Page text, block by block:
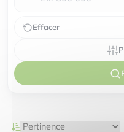
Effacer